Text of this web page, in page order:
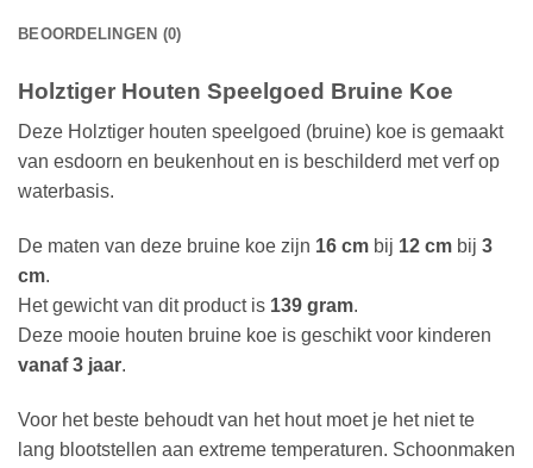
BEOORDELINGEN (0)
Holztiger Houten Speelgoed Bruine Koe
Deze Holztiger houten speelgoed (bruine) koe is gemaakt
van esdoorn en beukenhout en is beschilderd met verf op
waterbasis.
De maten van deze bruine koe zijn 16 cm bij 12 cm bij 3
cm.
Het gewicht van dit product is 139 gram.
Deze mooie houten bruine koe is geschikt voor kinderen
vanaf 3 jaar.
Voor het beste behoudt van het hout moet je het niet te
lang blootstellen aan extreme temperaturen. Schoonmaken